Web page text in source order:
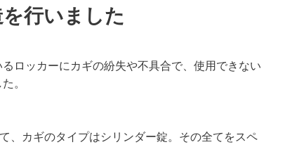
行いました
ロッカーにカギの紛失や不具合で、使用できない
。
、カギのタイプはシリンダー錠。その全てをスペ